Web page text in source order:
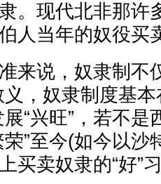
。现代北非那许
人当年的奴役买
说，奴隶制不
，奴隶制度基
“兴旺”，若不是
”至今(如今以沙
买卖奴隶的“好”